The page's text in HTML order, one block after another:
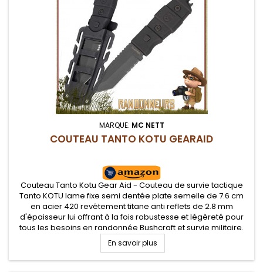
MARQUE: MC NETT
COUTEAU TANTO KOTU GEARAID
Couteau Tanto Kotu Gear Aid - Couteau de survie tactique
Tanto KOTU lame fixe semi dentée plate semelle de 7.6 cm
en acier 420 revêtement titane anti reflets de 2.8 mm
d'épaisseur lui offrant à la fois robustesse et légèreté pour
tous les besoins en randonnée Bushcraft et survie militaire.
Manche type kydex avec système de sécurité et clip
ceinture...
En savoir plus